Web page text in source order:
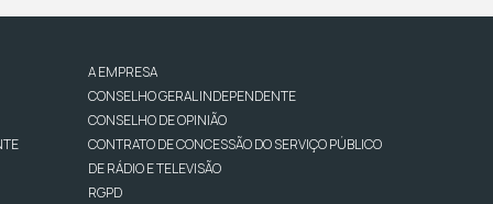
A EMPRESA
CONSELHO GERAL INDEPENDENTE
CONSELHO DE OPINIÃO
CONTRATO DE CONCESSÃO DO SERVIÇO PÚBLICO
DE RÁDIO E TELEVISÃO
RGPD